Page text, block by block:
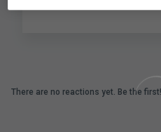
There are no reactions yet. Be the first!